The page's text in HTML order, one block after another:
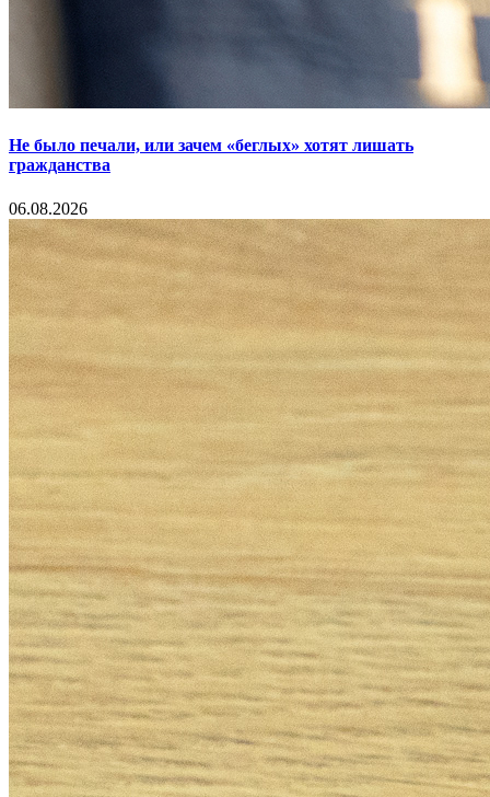
Не было печали, или зачем «беглых» хотят лишать
гражданства
06.08.2026